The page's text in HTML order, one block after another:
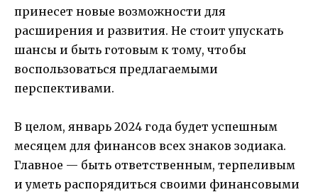
принесет новые возможности для
расширения и развития. Не стоит упускать
шансы и быть готовым к тому, чтобы
воспользоваться предлагаемыми
перспективами.
В целом, январь 2024 года будет успешным
месяцем для финансов всех знаков зодиака.
Главное — быть ответственным, терпеливым
и уметь распорядиться своими финансовыми